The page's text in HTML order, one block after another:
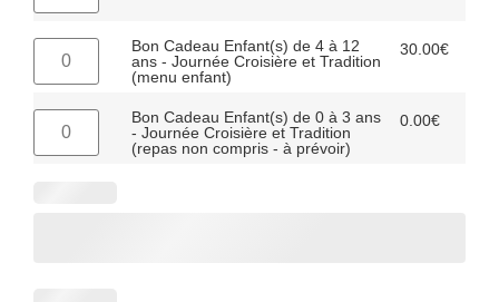
Bon Cadeau Enfant(s) de 4 à 12
ans - Journée Croisière et Tradition
(menu enfant)
30.00€
Bon Cadeau Enfant(s) de 0 à 3 ans
- Journée Croisière et Tradition
(repas non compris - à prévoir)
0.00€